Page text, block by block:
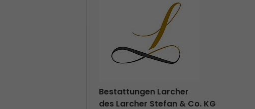
Bestattungen Larcher
des Larcher Stefan & Co. KG